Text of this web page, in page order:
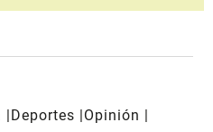
Deportes
Opinión